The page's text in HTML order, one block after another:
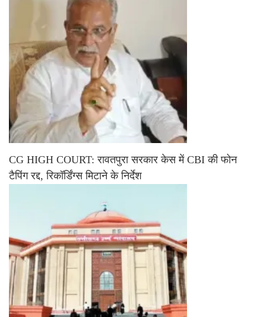
CG HIGH COURT: रावतपुरा सरकार केस में CBI की फोन
टैपिंग रद्द, रिकॉर्डिंग्स मिटाने के निर्देश